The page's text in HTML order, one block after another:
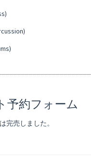
予約フォーム
完売しました。